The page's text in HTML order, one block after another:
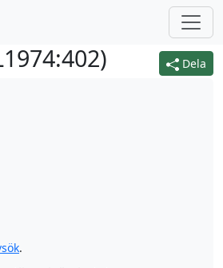
Dela
)
.